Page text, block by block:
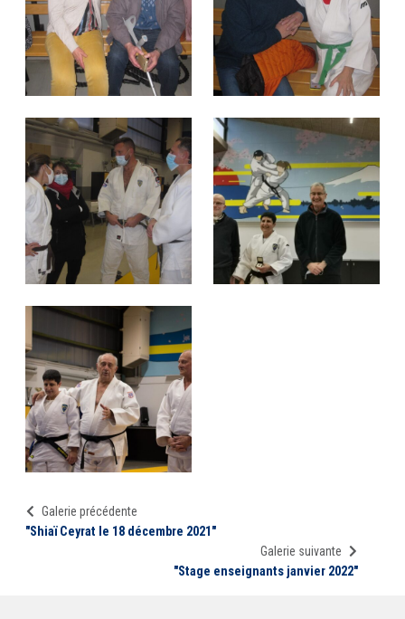
Galerie précédente
"Shiaï Ceyrat le 18 décembre 2021"
Galerie suivante
"Stage enseignants janvier 2022"